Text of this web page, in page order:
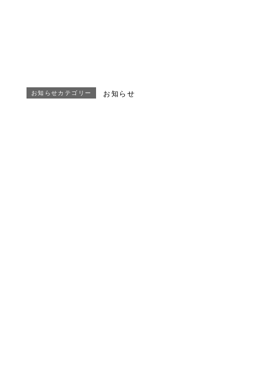
お知らせカテゴリー お知らせ